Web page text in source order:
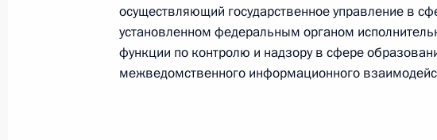
26 июля 2026 года
осуществляющий государственное управление в
установленном федеральным органом
функции по контролю и надзору в сфере
межведомственного информационного